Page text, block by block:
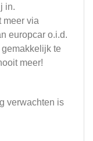
in.
meer via
europcar o.i.d.
te
meer!
verwachten is